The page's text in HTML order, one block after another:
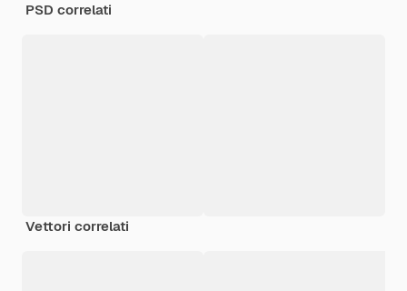
PSD correlati
Vettori correlati